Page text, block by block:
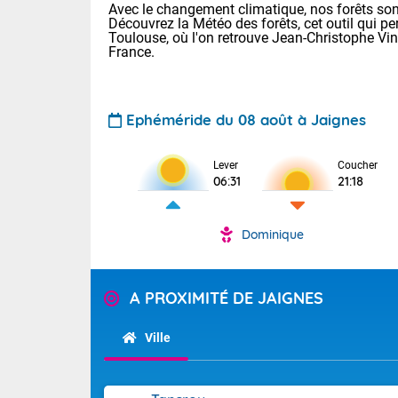
Pour la
Tendance
Avec le changement climatique, nos forêts
Découvrez la Météo des forêts, cet outil qui
Toulouse, où l'on retrouve Jean-Christophe
France.
Ephéméride du 08 août à Jaignes
Lever
06:31
Coucher
21:18
Dominique
A PROXIMITÉ DE JAIGNES
Ville
Voici les
29/16 Paris :
Clermont-
Lille : 28/15
Demain
Temps
Des résidus